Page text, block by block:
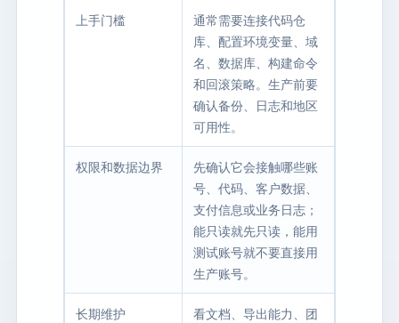
上手门槛
通常需要连接代码仓
库、配置环境变量、域
名、数据库、构建命令
和回滚策略。生产前要
确认备份、日志和地区
可用性。
权限和数据边界
先确认它会接触哪些账
号、代码、客户数据、
支付信息或业务日志；
能只读就先只读，能用
测试账号就不要直接用
生产账号。
长期维护
看文档、导出能力、团